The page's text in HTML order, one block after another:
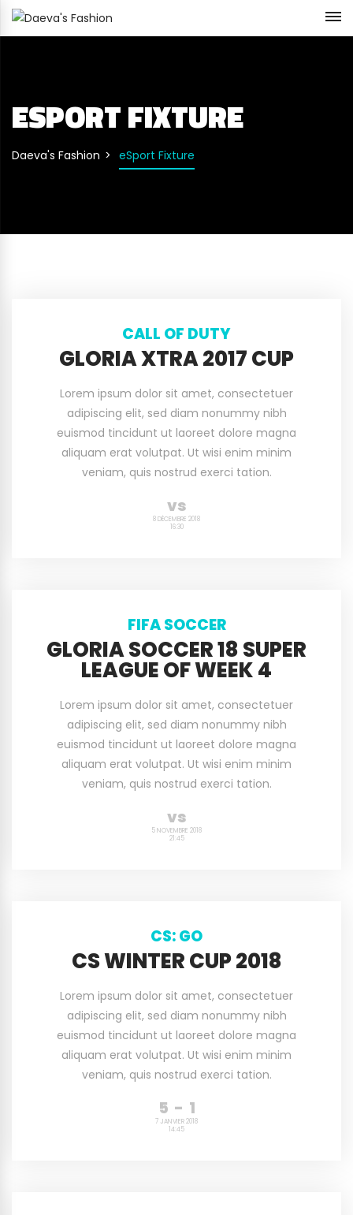
ESPORT FIXTURE
Daeva's Fashion eSport Fixture
CALL OF DUTY
GLORIA XTRA 2017 CUP
Lorem ipsum dolor sit amet, consectetuer
adipiscing elit, sed diam nonummy nibh
euismod tincidunt ut laoreet dolore magna
aliquam erat volutpat. Ut wisi enim minim
veniam, quis nostrud exerci tation.
vs
8 DÉCEMBRE 2018
16:30
FIFA SOCCER
GLORIA SOCCER 18 SUPER
LEAGUE OF WEEK 4
Lorem ipsum dolor sit amet, consectetuer
adipiscing elit, sed diam nonummy nibh
euismod tincidunt ut laoreet dolore magna
aliquam erat volutpat. Ut wisi enim minim
veniam, quis nostrud exerci tation.
vs
5 NOVEMBRE 2018
21:45
CS: GO
CS WINTER CUP 2018
Lorem ipsum dolor sit amet, consectetuer
adipiscing elit, sed diam nonummy nibh
euismod tincidunt ut laoreet dolore magna
aliquam erat volutpat. Ut wisi enim minim
veniam, quis nostrud exerci tation.
5 - 1
7 JANVIER 2018
14:45